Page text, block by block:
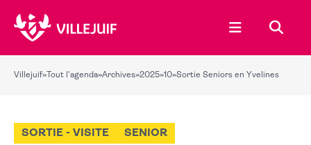
Ouvrir le
Villejuif» Tout l'agenda»Archives»2025»10»Sortie Seniors en Yvelines
SORTIE - VISITE SENIOR